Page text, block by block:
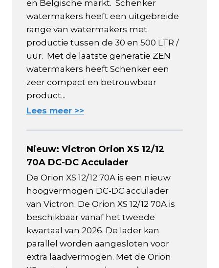
en Belgische markt. Schenker
watermakers heeft een uitgebreide
range van watermakers met
productie tussen de 30 en 500 LTR /
uur. Met de laatste generatie ZEN
watermakers heeft Schenker een
zeer compact en betrouwbaar
product...
Lees meer >>
Nieuw: Victron Orion XS 12/12
70A DC-DC Acculader
De Orion XS 12/12 70A is een nieuw
hoogvermogen DC-DC acculader
van Victron. De Orion XS 12/12 70A is
beschikbaar vanaf het tweede
kwartaal van 2026. De lader kan
parallel worden aangesloten voor
extra laadvermogen. Met de Orion